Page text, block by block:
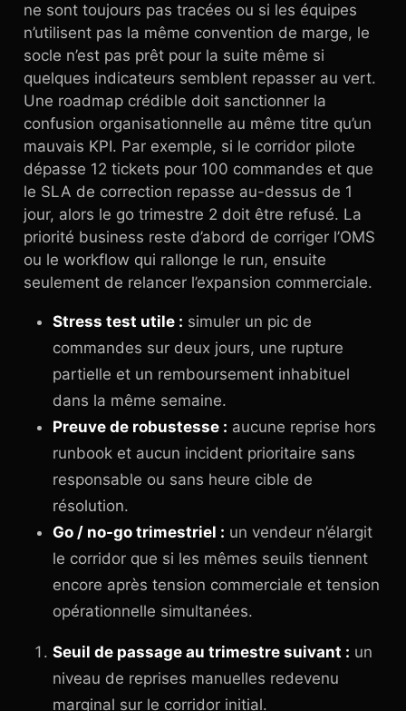
ne sont toujours pas tracées ou si les équipes
n’utilisent pas la même convention de marge, le
socle n’est pas prêt pour la suite même si
quelques indicateurs semblent repasser au vert.
Une roadmap crédible doit sanctionner la
confusion organisationnelle au même titre qu’un
mauvais KPI. Par exemple, si le corridor pilote
dépasse 12 tickets pour 100 commandes et que
le SLA de correction repasse au-dessus de 1
jour, alors le go trimestre 2 doit être refusé. La
priorité business reste d’abord de corriger l’OMS
ou le workflow qui rallonge le run, ensuite
seulement de relancer l’expansion commerciale.
Stress test utile : simuler un pic de
commandes sur deux jours, une rupture
partielle et un remboursement inhabituel
dans la même semaine.
Preuve de robustesse : aucune reprise hors
runbook et aucun incident prioritaire sans
responsable ou sans heure cible de
résolution.
Go / no-go trimestriel : un vendeur n’élargit
le corridor que si les mêmes seuils tiennent
encore après tension commerciale et tension
opérationnelle simultanées.
Seuil de passage au trimestre suivant : un
niveau de reprises manuelles redevenu
marginal sur le corridor initial.